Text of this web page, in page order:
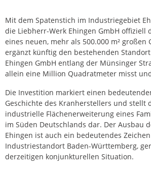
Mit dem Spatenstich im Industriegebiet
die Liebherr-Werk Ehingen GmbH offiziell
eines neuen, mehr als 500.000 m² großen
ergänzt künftig den bestehenden
Ehingen GmbH entlang der Münsinger
allein eine Million Quadratmeter misst
Die Investition markiert einen
Geschichte des Kranherstellers und stellt
industrielle Flächenerweiterung eines
im Süden Deutschlands dar. Der Ausbau
Ehingen ist auch ein bedeutendes
Industriestandort Baden-Württemberg,
derzeitigen konjunkturellen Situation.